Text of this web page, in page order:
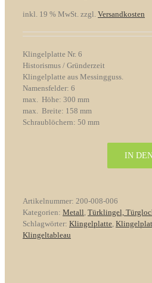
inkl. 19 % MwSt. zzgl. Versandkosten
Klingelplatte Nr. 6
Historismus / Gründerzeit
Klingelplatte aus Messingguss.
Namensfelder: 6
max. Höhe: 300 mm
max. Breite: 158 mm
Schraublöchern: 50 mm
6
Namensfelder
Historismus
Messing
IN
Artikelnummer: 200-008-006
Kategorien: Metall, Türklingel,
Schlagwörter: Klingelplatte,
Klingeltableau